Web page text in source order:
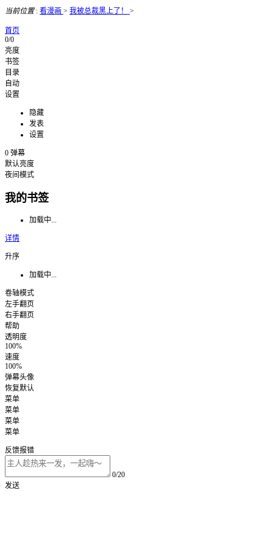
当前位置: 看漫画 > 我被总裁黑上了！ >
首页
0/0
亮度
书签
目录
自动
设置
隐藏
发表
设置
0 弹幕
默认亮度
夜间模式
我的书签
加载中...
详情
升序
加载中...
卷轴模式
左手翻页
右手翻页
帮助
透明度
100%
速度
100%
弹幕头像
恢复默认
菜单
菜单
菜单
菜单
反馈报错
0/20
发送